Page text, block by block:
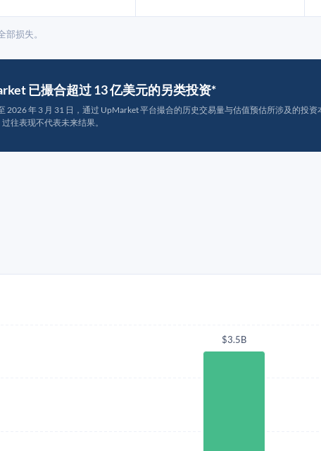
损失。
已撮合超过 13 亿美元的另类投资*
2026 年 3 月 31 日，通过 UpMarket 平台撮合的历史交易量与估值预估所涉及的投
往表现不代表未来结果。
$3.5B